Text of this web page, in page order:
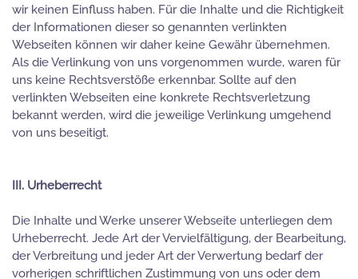
wir keinen Einfluss haben. Für die Inhalte und die Richtigkeit
der Informationen dieser so genannten verlinkten
Webseiten können wir daher keine Gewähr übernehmen.
Als die Verlinkung von uns vorgenommen wurde, waren für
uns keine Rechtsverstöße erkennbar. Sollte auf den
verlinkten Webseiten eine konkrete Rechtsverletzung
bekannt werden, wird die jeweilige Verlinkung umgehend
von uns beseitigt.
III. Urheberrecht
Die Inhalte und Werke unserer Webseite unterliegen dem
Urheberrecht. Jede Art der Vervielfältigung, der Bearbeitung,
der Verbreitung und jeder Art der Verwertung bedarf der
vorherigen schriftlichen Zustimmung von uns oder dem